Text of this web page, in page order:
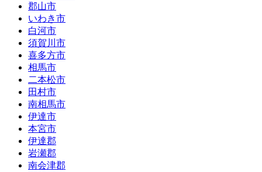
郡山市
いわき市
白河市
須賀川市
喜多方市
相馬市
二本松市
田村市
南相馬市
伊達市
本宮市
伊達郡
岩瀬郡
南会津郡